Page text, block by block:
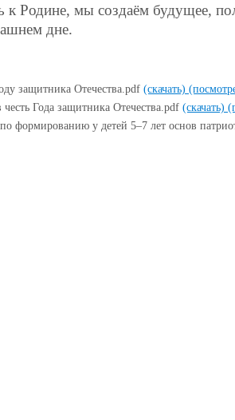
к Родине, мы создаём будущее,
дне.
защитника Отечества.pdf (скачать)
Года защитника Отечества.pdf (скачать)
формированию у детей 5–7 лет основ